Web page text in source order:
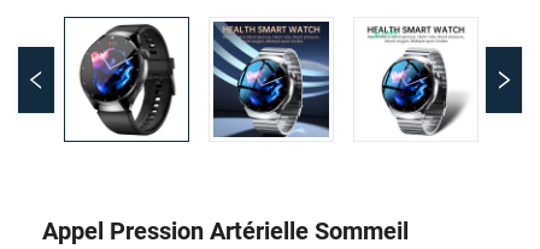
Appel Pression Artérielle Sommeil